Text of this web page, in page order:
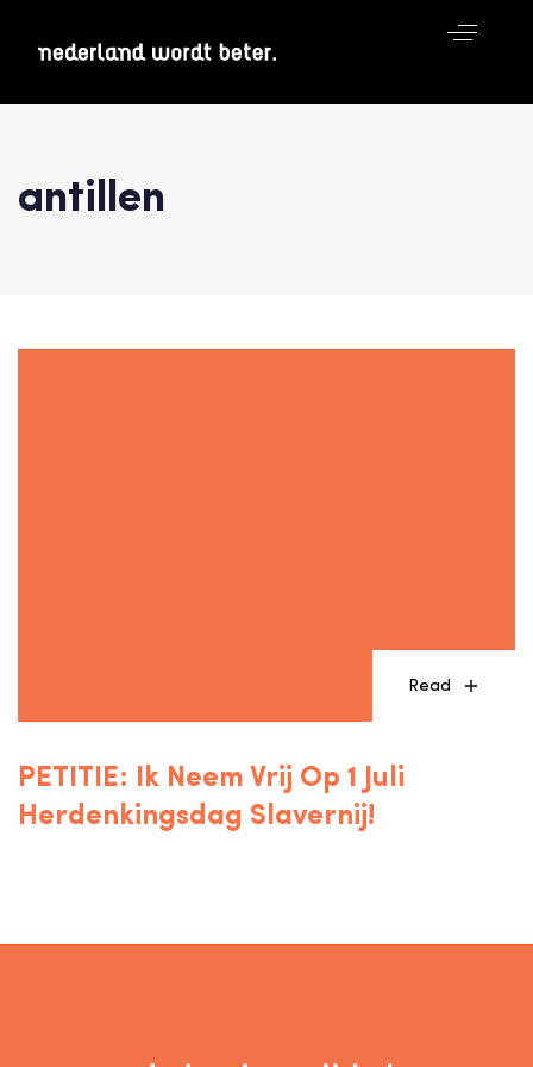
antillen
Read
PETITIE: Ik Neem Vrij Op 1 Juli
Herdenkingsdag Slavernij!